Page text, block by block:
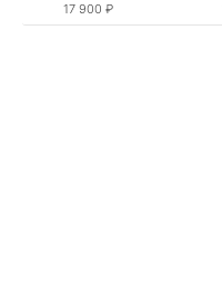
17 900 ₽